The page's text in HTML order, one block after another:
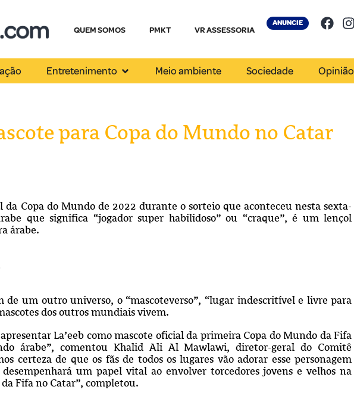
QUEM SOMOS PMKT VR ASSESSORIA
ANUNCIE
Entretenimento Meio ambiente Sociedade Opinião
para Copa do Mundo no Catar
da Copa do Mundo de 2022 durante o sorteio que aconteceu nesta sexta-
que significa “jogador super habilidoso” ou “craque”, é um lençol
árabe.
de um outro universo, o “mascoteverso”, “lugar indescritível e livre para
dos outros mundiais vivem.
La’eeb como mascote oficial da primeira Copa do Mundo da Fifa
árabe”, comentou Khalid Ali Al Mawlawi, diretor-geral do Comitê
certeza de que os fãs de todos os lugares vão adorar esse personagem
um papel vital ao envolver torcedores jovens e velhos na
Fifa no Catar”, completou.